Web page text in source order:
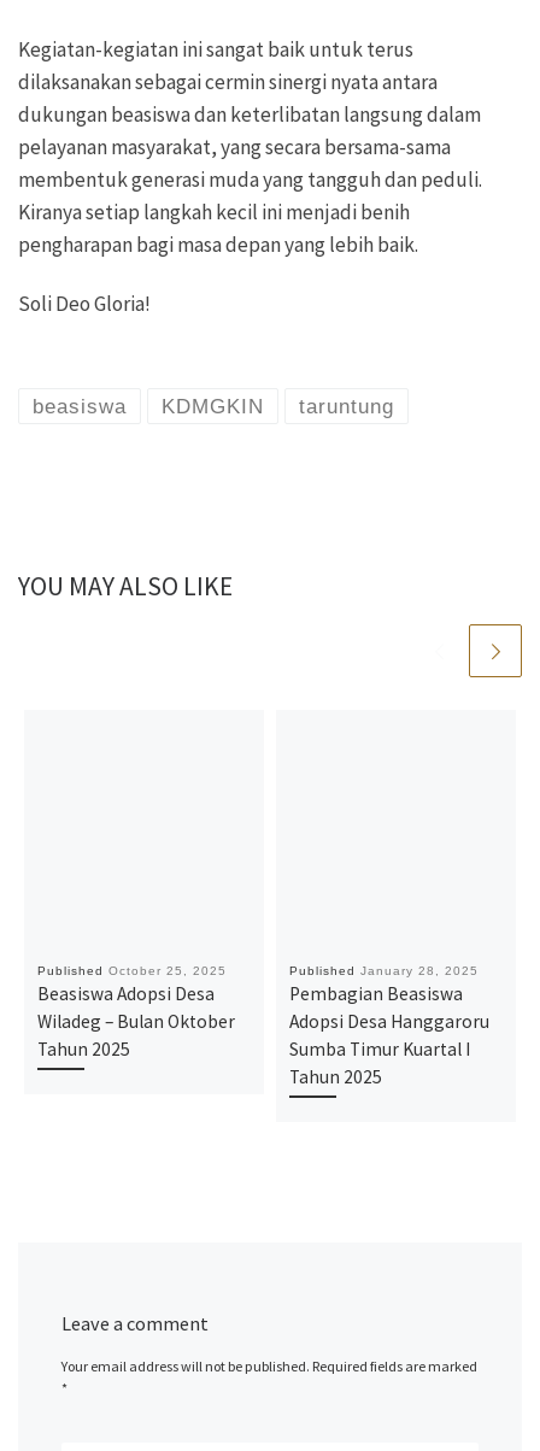
Kegiatan-kegiatan ini sangat baik untuk terus
dilaksanakan sebagai cermin sinergi nyata antara
dukungan beasiswa dan keterlibatan langsung dalam
pelayanan masyarakat, yang secara bersama-sama
membentuk generasi muda yang tangguh dan peduli.
Kiranya setiap langkah kecil ini menjadi benih
pengharapan bagi masa depan yang lebih baik.
Soli Deo Gloria!
beasiswa KDMGKIN taruntung
YOU MAY ALSO LIKE
PublishedOctober 25, 2025
Beasiswa Adopsi Desa
Wiladeg – Bulan Oktober
Tahun 2025
PublishedJanuary 28, 2025
Pembagian Beasiswa
Adopsi Desa Hanggaroru
Sumba Timur Kuartal I
Tahun 2025
Leave a comment
Your email address will not be published. Required fields are marked
*